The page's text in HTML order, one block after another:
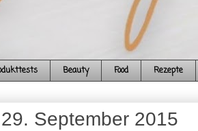
Beauty Food Rezepte
September 2015